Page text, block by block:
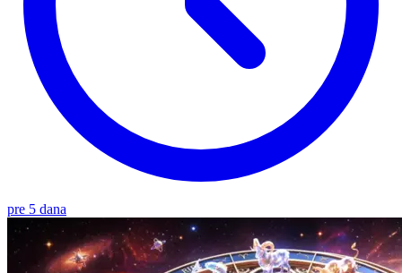
pre 5 dana